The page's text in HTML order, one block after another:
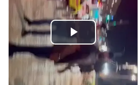
Play
Video